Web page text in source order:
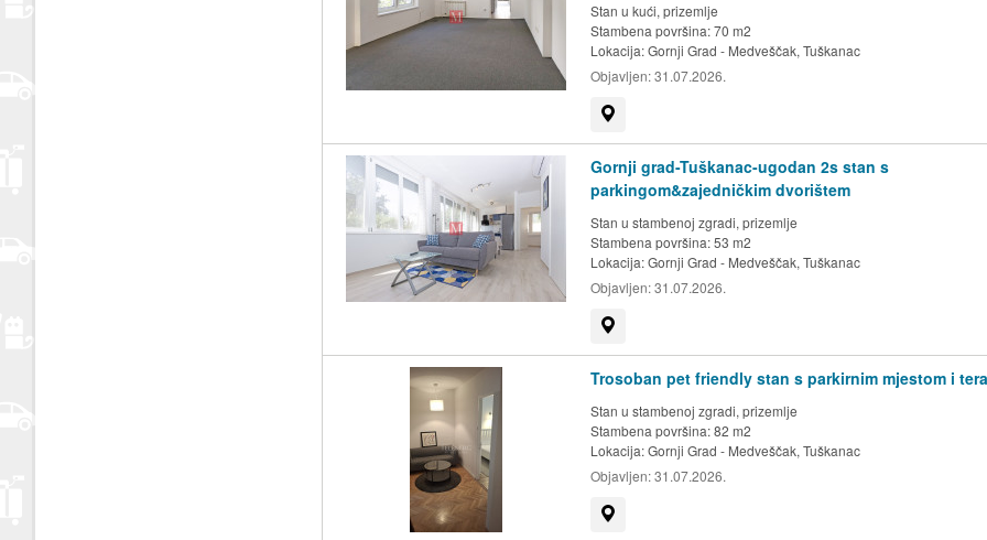
Stan u kući, prizemlje
Stambena površina: 70 m2
Lokacija:Gornji Grad - Medveščak, Tuškanac
Objavljen:31.07.2026.
Gornji grad-Tuškanac-ugodan 2s stan s
parkingom&zajedničkim dvorištem
Stan u stambenoj zgradi, prizemlje
Stambena površina: 53 m2
Lokacija:Gornji Grad - Medveščak, Tuškanac
Objavljen:31.07.2026.
Trosoban pet friendly stan s parkirnim mjestom i
Stan u stambenoj zgradi, prizemlje
Stambena površina: 82 m2
Lokacija:Gornji Grad - Medveščak, Tuškanac
Objavljen:31.07.2026.